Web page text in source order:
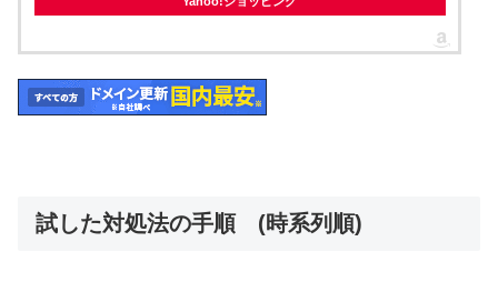
試した対処法の手順 (時系列順)